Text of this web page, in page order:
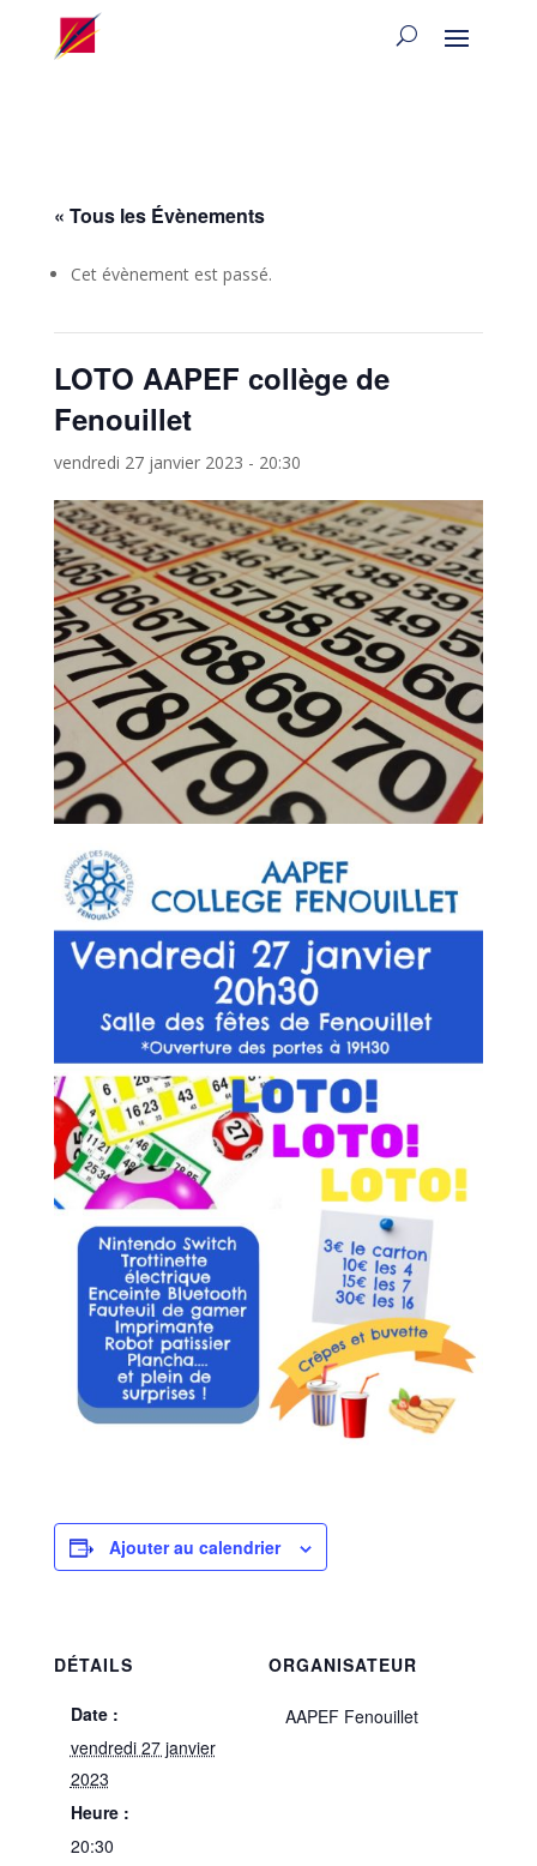
« Tous les Évènements
Cet évènement est passé.
LOTO AAPEF collège de
Fenouillet
vendredi 27 janvier 2023 - 20:30
Ajouter au calendrier
DÉTAILS
Date :
vendredi 27 janvier
2023
Heure :
20:30
ORGANISATEUR
AAPEF Fenouillet